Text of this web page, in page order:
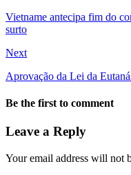
Vietname antecipa fim do
surto
Next
Aprovação da Lei da
Be the first to comment
Leave a Reply
Your email address will not